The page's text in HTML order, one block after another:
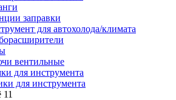
заправки
для автохолода/климата
вентильные
для инструмента
для инструмента